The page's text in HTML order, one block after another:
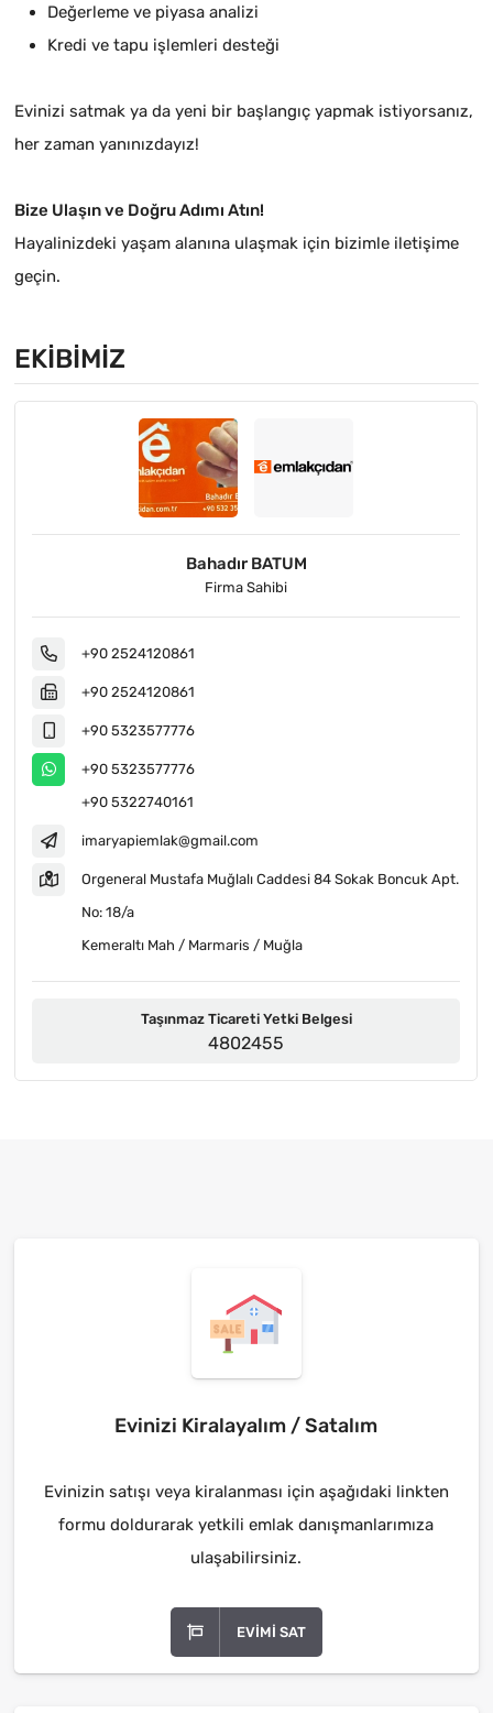
Değerleme ve piyasa analizi
Kredi ve tapu işlemleri desteği
Evinizi satmak ya da yeni bir başlangıç yapmak istiyorsanız,
her zaman yanınızdayız!
Bize Ulaşın ve Doğru Adımı Atın!
Hayalinizdeki yaşam alanına ulaşmak için bizimle iletişime
geçin.
EKIBIMIZ
Bahadır BATUM
Firma Sahibi
+90 2524120861
+90 2524120861
+90 5323577776
+90 5323577776
+90 5322740161
imaryapiemlak@gmail.com
Orgeneral Mustafa Muğlalı Caddesi 84 Sokak Boncuk Apt.
No: 18/a
Kemeraltı Mah / Marmaris / Muğla
Taşınmaz Ticareti Yetki Belgesi
4802455
Evinizi Kiralayalım / Satalım
Evinizin satışı veya kiralanması için aşağıdaki linkten
formu doldurarak yetkili emlak danışmanlarımıza
ulaşabilirsiniz.
EVIMI SAT